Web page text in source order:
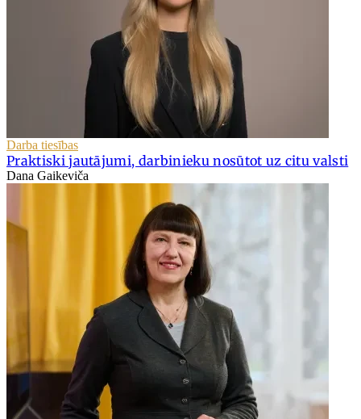
Darba tiesības
Praktiski jautājumi, darbinieku nosūtot uz citu valsti
Dana Gaikeviča